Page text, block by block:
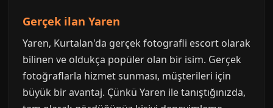
Gerçek ilan Yaren
Yaren, Kurtalan'da gerçek fotografli escort olarak
bilinen ve oldukça popüler olan bir isim. Gerçek
fotoğraflarla hizmet sunması, müşterileri için
büyük bir avantaj. Çünkü Yaren ile tanıştığınızda,